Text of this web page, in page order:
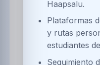
automatizan
garantías en
BENEFICIOS
Mayor